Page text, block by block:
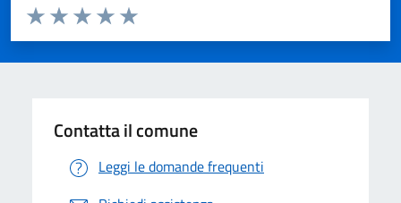
Valuta da 1 a 5 stelle la pagina
Valuta 5 stelle su 5
Valuta 4 stelle su 5
Valuta 3 stelle su 5
Valuta 2 stelle su 5
Valuta 1 stelle su 5
Contatta il comune
Leggi le domande frequenti